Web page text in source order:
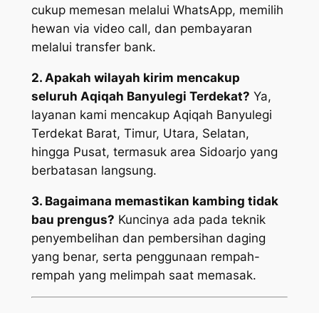
cukup memesan melalui WhatsApp, memilih
hewan via video call, dan pembayaran
melalui transfer bank.
2. Apakah wilayah kirim mencakup
seluruh Aqiqah Banyulegi Terdekat? Ya,
layanan kami mencakup Aqiqah Banyulegi
Terdekat Barat, Timur, Utara, Selatan,
hingga Pusat, termasuk area Sidoarjo yang
berbatasan langsung.
3. Bagaimana memastikan kambing tidak
bau prengus? Kuncinya ada pada teknik
penyembelihan dan pembersihan daging
yang benar, serta penggunaan rempah-
rempah yang melimpah saat memasak.